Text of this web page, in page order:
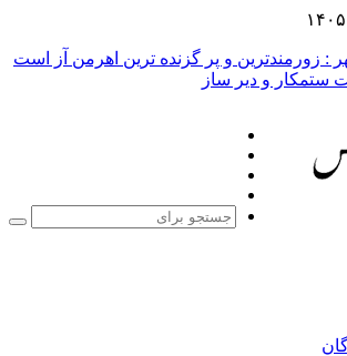
زورمندترین و پر گزنده ترین اهرمن آز است
و دیر ساز
فیس
بوک
X
یوتیوب
اینستاگرام